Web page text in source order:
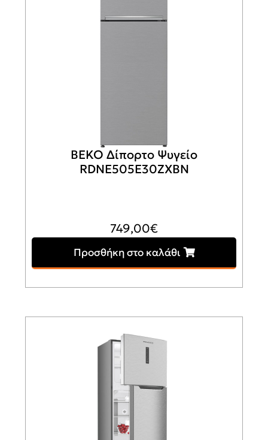
BEKO Δίπορτο Ψυγείο
RDNE505E30ZXBN
749,00€
Προσθήκη στο καλάθι